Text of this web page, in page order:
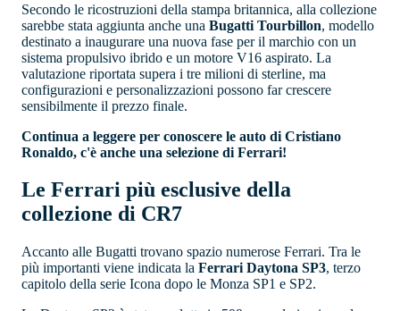
Secondo le ricostruzioni della stampa britannica, alla collezione
sarebbe stata aggiunta anche una Bugatti Tourbillon, modello
destinato a inaugurare una nuova fase per il marchio con un
sistema propulsivo ibrido e un motore V16 aspirato. La
valutazione riportata supera i tre milioni di sterline, ma
configurazioni e personalizzazioni possono far crescere
sensibilmente il prezzo finale.
Continua a leggere per conoscere le auto di Cristiano
Ronaldo, c'è anche una selezione di Ferrari!
Le Ferrari più esclusive della
collezione di CR7
Accanto alle Bugatti trovano spazio numerose Ferrari. Tra le
più importanti viene indicata la Ferrari Daytona SP3, terzo
capitolo della serie Icona dopo le Monza SP1 e SP2.